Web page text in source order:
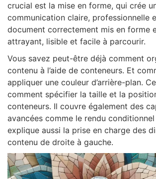
crucial est la mise en forme, qui crée
communication claire, professionnelle
document correctement mis en forme
attrayant, lisible et facile à parcourir.
Vous savez peut-être déjà comment
contenu à l’aide de conteneurs. Et
appliquer une couleur d’arrière-plan.
comment spécifier la taille et la
conteneurs. Il couvre également des
avancées comme le rendu
explique aussi la prise en charge des
contenu de droite à gauche.